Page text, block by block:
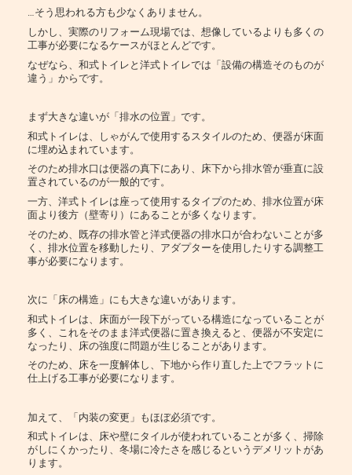
…そう思われる方も少なくありません。
しかし、実際のリフォーム現場では、想像しているよりも多くの
工事が必要になるケースがほとんどです。
なぜなら、和式トイレと洋式トイレでは「設備の構造そのものが
違う」からです。
まず大きな違いが「排水の位置」です。
和式トイレは、しゃがんで使用するスタイルのため、便器が床面
に埋め込まれています。
そのため排水口は便器の真下にあり、床下から排水管が垂直に設
置されているのが一般的です。
一方、洋式トイレは座って使用するタイプのため、排水位置が床
面より後方（壁寄り）にあることが多くなります。
そのため、既存の排水管と洋式便器の排水口が合わないことが多
く、排水位置を移動したり、アダプターを使用したりする調整工
事が必要になります。
次に「床の構造」にも大きな違いがあります。
和式トイレは、床面が一段下がっている構造になっていることが
多く、これをそのまま洋式便器に置き換えると、便器が不安定に
なったり、床の強度に問題が生じることがあります。
そのため、床を一度解体し、下地から作り直した上でフラットに
仕上げる工事が必要になります。
加えて、「内装の変更」もほぼ必須です。
和式トイレは、床や壁にタイルが使われていることが多く、掃除
がしにくかったり、冬場に冷たさを感じるというデメリットがあ
ります。